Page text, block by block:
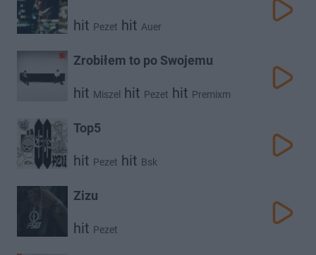
hit Pezet hit Auer
Zrobiłem to po Swojemu
hit Miszel hit Pezet hit Premixm
Top5
hit Pezet hit Bsk
Zizu
hit Pezet